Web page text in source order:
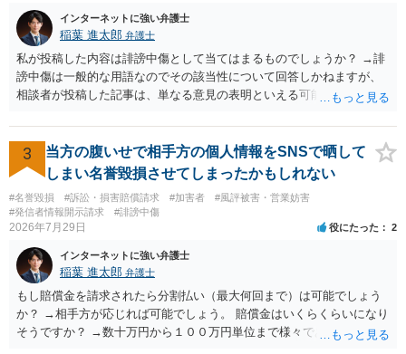
インターネットに強い弁護士
稲葉 進太郎 弁護士
私が投稿した内容は誹謗中傷として当てはまるものでしょうか？ →誹
謗中傷は一般的な用語なのでその該当性について回答しかねますが、
相談者が投稿した記事は、単なる意見の表明といえる可能性が高く、
て、開示請求が認められたり、民事裁判や刑事裁判に発展しうるもの
でしょうか？ →権利侵害や、名誉毀損・侮辱に該当する可能性が低い
ため、民事裁判や刑事裁判に発展することはあまり考えられないよう
に思われます。
3
当方の腹いせで相手方の個人情報をSNSで晒して
しまい名誉毀損させてしまったかもしれない
#名誉毀損 #訴訟・損害賠償請求 #加害者
#風評被害・営業妨害
#発信者情報開示請求
#誹謗中傷
2026年7月29日 役にたった 2
インターネットに強い弁護士
稲葉 進太郎 弁護士
もし賠償金を請求されたら分割払い（最大何回まで）は可能でしょう
か？ →相手方が応じれば可能でしょう。 賠償金はいくらくらいになり
そうですか？ →数十万円から１００万円単位まで様々であり、不明で